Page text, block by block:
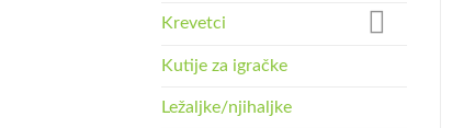
Krevetci
Kutije za igračke
Ležaljke/njihaljke